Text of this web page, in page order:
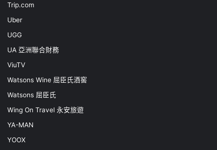
Trip.com
Uber
UGG
UA 亞洲聯合財務
ViuTV
Watsons Wine 屈臣氏酒窖
Watsons 屈臣氏
Wing On Travel 永安旅遊
YA-MAN
YOOX